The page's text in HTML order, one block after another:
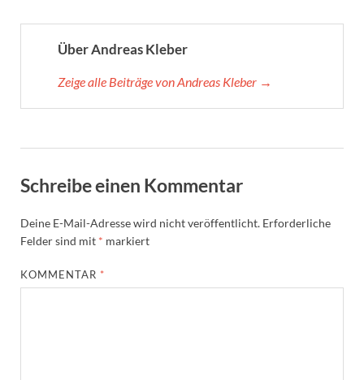
Über Andreas Kleber
Zeige alle Beiträge von Andreas Kleber →
Schreibe einen Kommentar
Deine E-Mail-Adresse wird nicht veröffentlicht. Erforderliche
Felder sind mit * markiert
KOMMENTAR *